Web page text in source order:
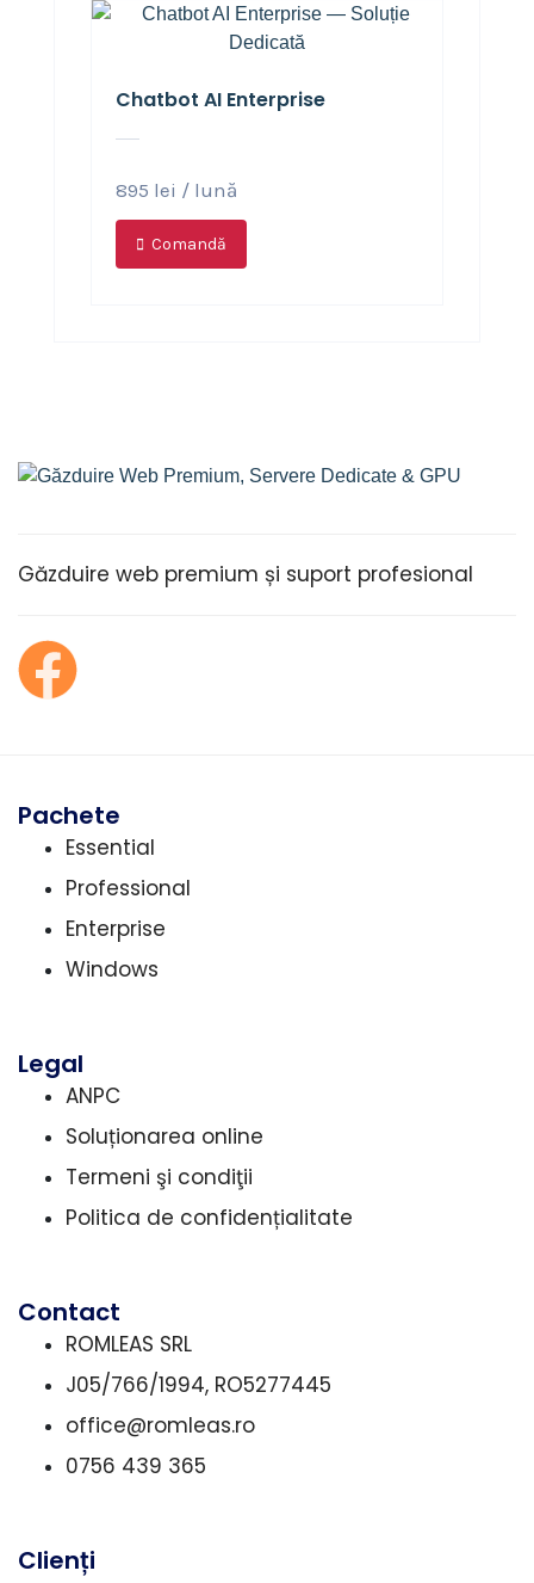
Chatbot AI Enterprise
895 lei / lună
Comandă
Găzduire web premium și suport profesional
Pachete
Essential
Professional
Enterprise
Windows
Legal
ANPC
Soluționarea online
Termeni şi condiţii
Politica de confidențialitate
Contact
ROMLEAS SRL
J05/766/1994, RO5277445
office@romleas.ro
0756 439 365
Clienți